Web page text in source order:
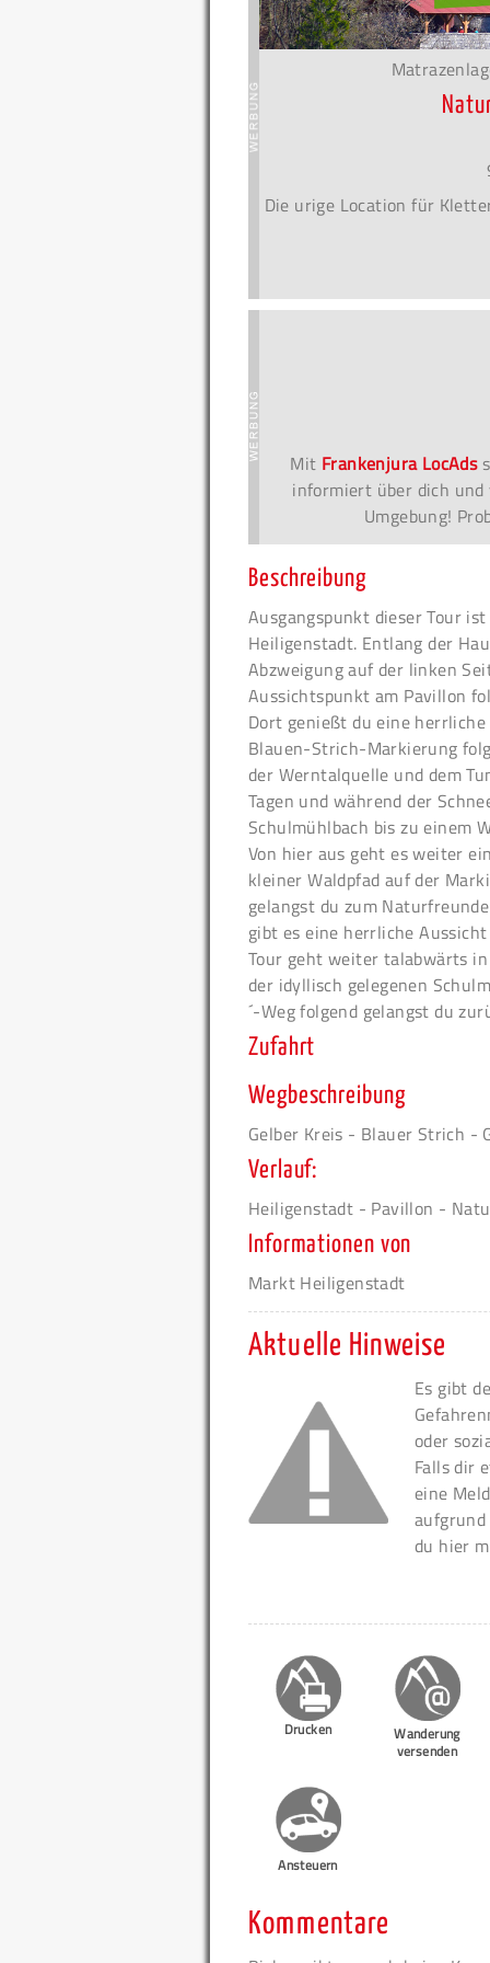
Die urige Location für
Mit Frankenjura LocAds
informiert über dich
Umgebung!
Beschreibung
Ausgangspunkt dieser Tour
Heiligenstadt. Entlang der
Abzweigung auf der linken
Aussichtspunkt am Pavillon
Dort genießt du eine
Blauen-Strich-Markierung
der Werntalquelle und dem
Tagen und während der
Schulmühlbach bis zu einem
Von hier aus geht es weiter
kleiner Waldpfad auf der
gelangst du zum
gibt es eine herrliche
Tour geht weiter talabwärts
der idyllisch gelegenen
´-Weg folgend gelangst du
Zufahrt
Wegbeschreibung
Gelber Kreis - Blauer Strich -
Verlauf:
Heiligenstadt - Pavillon -
Informationen von
Markt Heiligenstadt
Aktuelle Hinweise
Es gibt
oder
Falls dir
eine
du hier
Drucken
Wanderung
versenden
Ansteuern
Kommentare